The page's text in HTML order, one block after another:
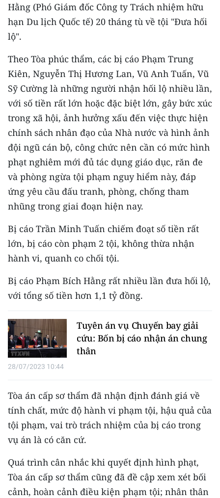
Media Chính trị
Media Kinh tế
Media Văn hóa
Media Xã hội
Media Pháp luật
Media Du lịch
Media Thế giới
Media Thể thao
Media Giáo dục
Media Y tế
Media Khoa học - Công nghệ
Media Môi trường
Infographic
TIN MỚI
TIN ĐỊA PHƯƠNG
Trung du và miền núi phía Bắc
Đồng bằng sông Hồng
Bắc Trung Bộ
Duyên hải Nam Trung Bộ và Tây
Nguyên
Đông Nam Bộ
Đồng bằng sông Cửu Long
Hằng (Phó Giám đốc Công ty Trách nhiệm hữu
hạn Du lịch Quốc tế) 20 tháng tù về tội "Đưa hối
lộ".
Theo Tòa phúc thẩm, các bị cáo Phạm Trung
Kiên, Nguyễn Thị Hương Lan, Vũ Anh Tuấn, Vũ
Sỹ Cường là những người nhận hối lộ nhiều lần,
với số tiền rất lớn hoặc đặc biệt lớn, gây bức xúc
trong xã hội, ảnh hưởng xấu đến việc thực hiện
chính sách nhân đạo của Nhà nước và hình ảnh
đội ngũ cán bộ, công chức nên cần có mức hình
phạt nghiêm mới đủ tác dụng giáo dục, răn đe
và phòng ngừa tội phạm nguy hiểm này, đáp
ứng yêu cầu đấu tranh, phòng, chống tham
nhũng trong giai đoạn hiện nay.
Bị cáo Trần Minh Tuấn chiếm đoạt số tiền rất
lớn, bị cáo còn phạm 2 tội, không thừa nhận
hành vi, quanh co chối tội.
Bị cáo Phạm Bích Hằng rất nhiều lần đưa hối lộ,
với tổng số tiền hơn 1,1 tỷ đồng.
Tuyên án vụ Chuyến bay giải
cứu: Bốn bị cáo nhận án chung
thân
28/07/2023 10:44
Tòa án cấp sơ thẩm đã nhận định đánh giá về
tính chất, mức độ hành vi phạm tội, hậu quả của
tội phạm, vai trò trách nhiệm của bị cáo trong
vụ án là có căn cứ.
Quá trình cân nhắc khi quyết định hình phạt,
Tòa án cấp sơ thẩm cũng đã đề cập xem xét bối
cảnh, hoàn cảnh điều kiện phạm tội; nhân thân